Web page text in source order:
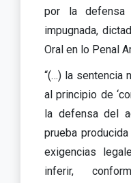
por la defensa
impugnada,
Oral en lo Penal
“(…) la sentencia
al principio de
la defensa del
prueba
exigencias
inferir,